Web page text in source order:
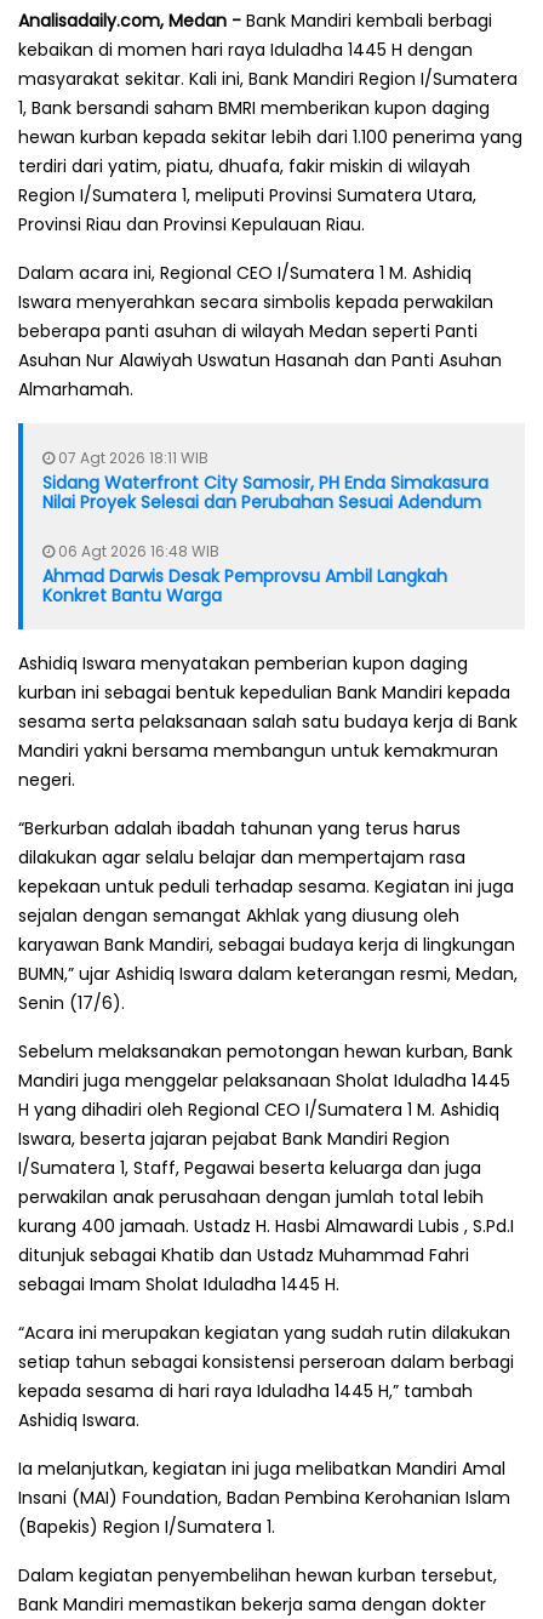
Analisadaily.com, Medan - Bank Mandiri kembali berbagi
kebaikan di momen hari raya Iduladha 1445 H dengan
masyarakat sekitar. Kali ini, Bank Mandiri Region I/Sumatera
1, Bank bersandi saham BMRI memberikan kupon daging
hewan kurban kepada sekitar lebih dari 1.100 penerima yang
terdiri dari yatim, piatu, dhuafa, fakir miskin di wilayah
Region I/Sumatera 1, meliputi Provinsi Sumatera Utara,
Provinsi Riau dan Provinsi Kepulauan Riau.
Dalam acara ini, Regional CEO I/Sumatera 1 M. Ashidiq
Iswara menyerahkan secara simbolis kepada perwakilan
beberapa panti asuhan di wilayah Medan seperti Panti
Asuhan Nur Alawiyah Uswatun Hasanah dan Panti Asuhan
Almarhamah.
07 Agt 2026 18:11 WIB
Sidang Waterfront City Samosir, PH Enda Simakasura
Nilai Proyek Selesai dan Perubahan Sesuai Adendum
06 Agt 2026 16:48 WIB
Ahmad Darwis Desak Pemprovsu Ambil Langkah
Konkret Bantu Warga
Ashidiq Iswara menyatakan pemberian kupon daging
kurban ini sebagai bentuk kepedulian Bank Mandiri kepada
sesama serta pelaksanaan salah satu budaya kerja di Bank
Mandiri yakni bersama membangun untuk kemakmuran
negeri.
“Berkurban adalah ibadah tahunan yang terus harus
dilakukan agar selalu belajar dan mempertajam rasa
kepekaan untuk peduli terhadap sesama. Kegiatan ini juga
sejalan dengan semangat Akhlak yang diusung oleh
karyawan Bank Mandiri, sebagai budaya kerja di lingkungan
BUMN,” ujar Ashidiq Iswara dalam keterangan resmi, Medan,
Senin (17/6).
Sebelum melaksanakan pemotongan hewan kurban, Bank
Mandiri juga menggelar pelaksanaan Sholat Iduladha 1445
H yang dihadiri oleh Regional CEO I/Sumatera 1 M. Ashidiq
Iswara, beserta jajaran pejabat Bank Mandiri Region
I/Sumatera 1, Staff, Pegawai beserta keluarga dan juga
perwakilan anak perusahaan dengan jumlah total lebih
kurang 400 jamaah. Ustadz H. Hasbi Almawardi Lubis , S.Pd.I
ditunjuk sebagai Khatib dan Ustadz Muhammad Fahri
sebagai Imam Sholat Iduladha 1445 H.
“Acara ini merupakan kegiatan yang sudah rutin dilakukan
setiap tahun sebagai konsistensi perseroan dalam berbagi
kepada sesama di hari raya Iduladha 1445 H,” tambah
Ashidiq Iswara.
Ia melanjutkan, kegiatan ini juga melibatkan Mandiri Amal
Insani (MAI) Foundation, Badan Pembina Kerohanian Islam
(Bapekis) Region I/Sumatera 1.
Dalam kegiatan penyembelihan hewan kurban tersebut,
Bank Mandiri memastikan bekerja sama dengan dokter